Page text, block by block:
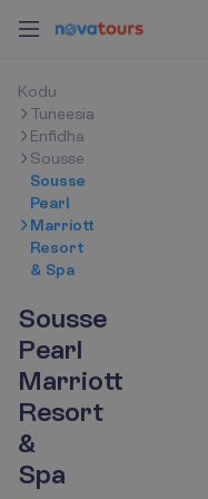
Kodu
Tuneesia
Enfidha
Sousse
Sousse
Pearl
Marriott
Resort
& Spa
Sousse
Pearl
Marriott
Resort
&
Spa